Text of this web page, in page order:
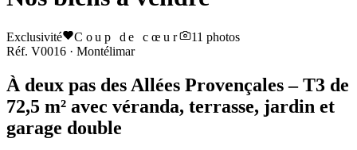
Exclusivité Coup de cœur 11 photos
Réf. V0016 · Montélimar
À deux pas des Allées Provençales – T3 de
72,5 m² avec véranda, terrasse, jardin et
garage double